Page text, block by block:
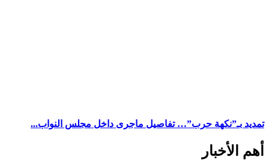
تمديد بـ”نكهة حرب”… تفاصيل ماجرى داخل مجلس النواب...
أهم الأخبار